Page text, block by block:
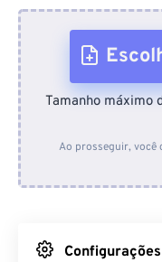
Do
Do
Tamanho máximo
Ao prosseguir, você